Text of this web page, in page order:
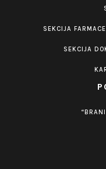
SEKCIJA
SEKCIJA